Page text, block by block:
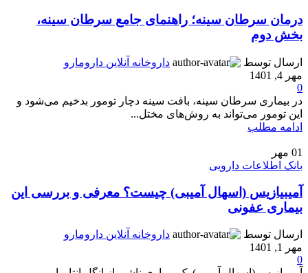
درمان سرطان سینه؛ راهنمای جامع سرطان سینه،
بخش دوم
ارسال توسط
داروخانه آنلاین دارومارو
مهر 4, 1401
0
در بیماری سرطان سینه، بافت سینه دچار تومور بدخیم می‌شود و
این تومور می‌تواند به روش‌های مختل...
ادامه مطلب
01 مهر
بانک اطلاعات دارویی
آمیبیازیس (اسهال آمیبی) چیست؟ معرفی و بررسی این
بیماری عفونی
ارسال توسط
داروخانه آنلاین دارومارو
مهر 1, 1401
0